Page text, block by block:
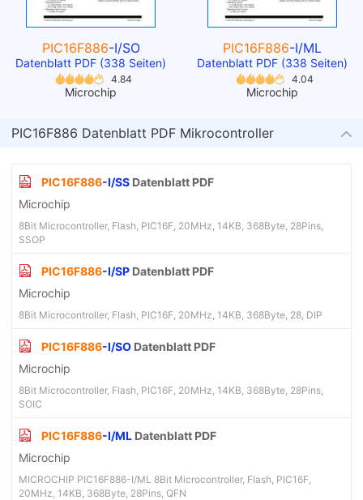
PIC16F886-I/SO
Datenblatt PDF (338 Seiten)
4.84
Microchip
PIC16F886-I/ML
Datenblatt PDF (338 Seiten)
4.04
Microchip
PIC16F886 Datenblatt PDF Mikrocontroller
PIC16F886-I/SS Datenblatt PDF
Microchip
8Bit Microcontroller, Flash, PIC16F, 20MHz, 14KB, 368Byte, 28Pins,
SSOP
PIC16F886-I/SP Datenblatt PDF
Microchip
8Bit Microcontroller, Flash, PIC16F, 20MHz, 14KB, 368Byte, 28, DIP
PIC16F886-I/SO Datenblatt PDF
Microchip
8Bit Microcontroller, Flash, PIC16F, 20MHz, 14KB, 368Byte, 28Pins,
SOIC
PIC16F886-I/ML Datenblatt PDF
Microchip
MICROCHIP PIC16F886-I/ML 8Bit Microcontroller, Flash, PIC16F,
20MHz, 14KB, 368Byte, 28Pins, QFN